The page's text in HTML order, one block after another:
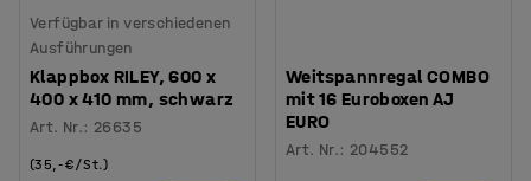
Verfügbar in verschiedenen
Ausführungen
Klappbox RILEY, 600 x
400 x 410 mm, schwarz
Art. Nr.: 26635
(35,- €/St.)
Weitspannregal COMBO
mit 16 Euroboxen AJ
EURO
Art. Nr.: 204552